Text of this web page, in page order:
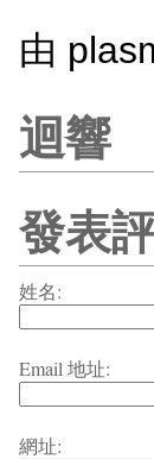
由
迴響
發表
姓名:
Email 地址:
網址: